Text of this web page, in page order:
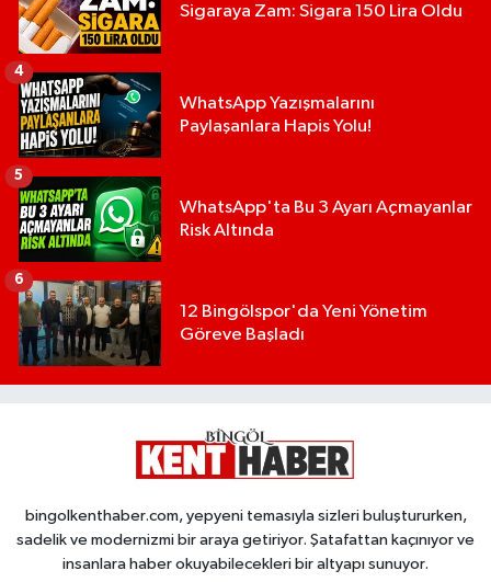
Sigaraya Zam: Sigara 150 Lira Oldu
WhatsApp Yazışmalarını
Paylaşanlara Hapis Yolu!
4
WhatsApp'ta Bu 3 Ayarı Açmayanlar
Risk Altında
5
12 Bingölspor'da Yeni Yönetim
Göreve Başladı
6
bingolkenthaber.com, yepyeni temasıyla sizleri buluştururken,
sadelik ve modernizmi bir araya getiriyor. Şatafattan kaçınıyor ve
insanlara haber okuyabilecekleri bir altyapı sunuyor.